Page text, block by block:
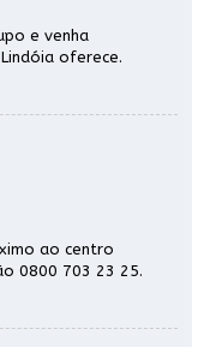
e venha
oferece.
ao centro
0800 703 23 25.